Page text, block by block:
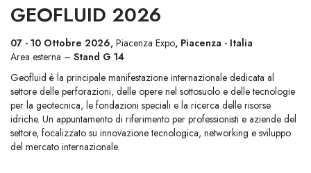
GEOFLUID 2026
07 - 10 Ottobre 2026, Piacenza Expo, Piacenza - Italia
Area esterna – Stand G 14
Geofluid è la principale manifestazione internazionale dedicata al
settore delle perforazioni, delle opere nel sottosuolo e delle tecnologie
per la geotecnica, le fondazioni speciali e la ricerca delle risorse
idriche. Un appuntamento di riferimento per professionisti e aziende del
settore, focalizzato su innovazione tecnologica, networking e sviluppo
del mercato internazionale.